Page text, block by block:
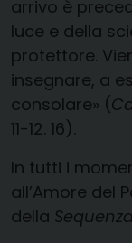
arrivo è
luce e della
protettore.
insegnare, a
consolare» (
11-12. 16).
In tutti i
all’Amore del
della Sequenza